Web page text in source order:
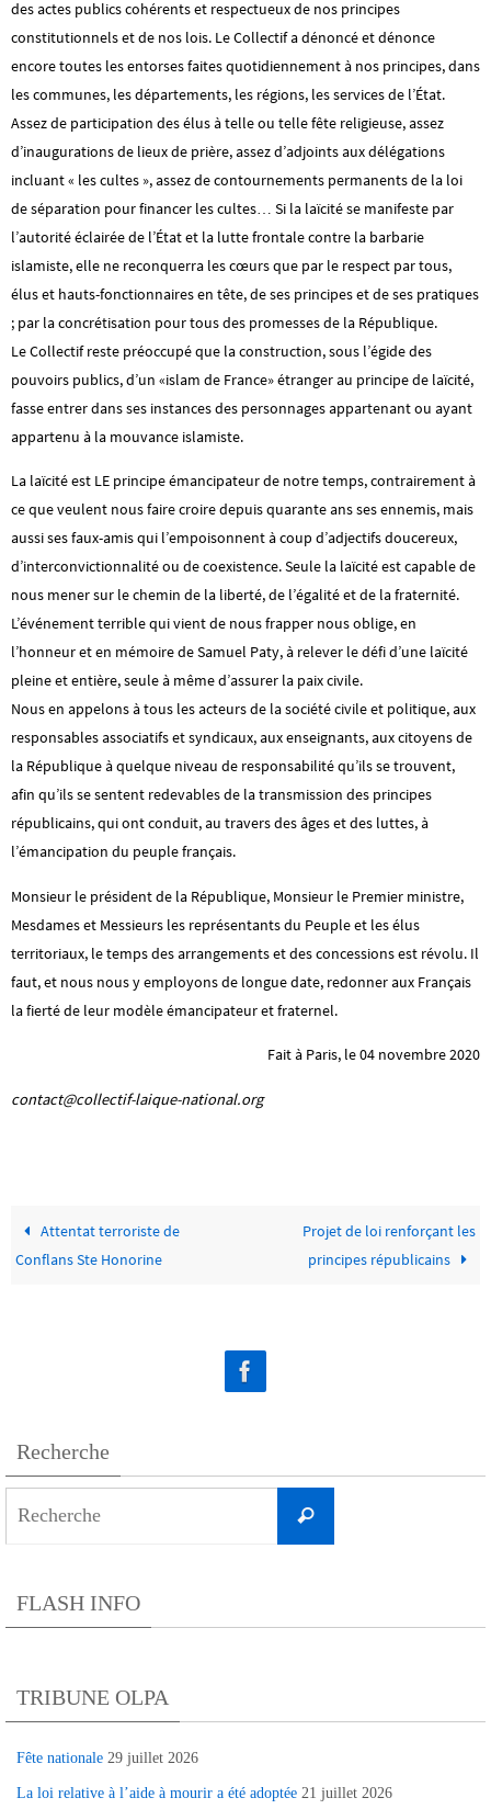
des actes publics cohérents et respectueux de nos principes
constitutionnels et de nos lois. Le Collectif a dénoncé et dénonce
encore toutes les entorses faites quotidiennement à nos principes, dans
les communes, les départements, les régions, les services de l’État.
Assez de participation des élus à telle ou telle fête religieuse, assez
d’inaugurations de lieux de prière, assez d’adjoints aux délégations
incluant « les cultes », assez de contournements permanents de la loi
de séparation pour financer les cultes… Si la laïcité se manifeste par
l’autorité éclairée de l’État et la lutte frontale contre la barbarie
islamiste, elle ne reconquerra les cœurs que par le respect par tous,
élus et hauts-fonctionnaires en tête, de ses principes et de ses pratiques
; par la concrétisation pour tous des promesses de la République.
Le Collectif reste préoccupé que la construction, sous l’égide des
pouvoirs publics, d’un «islam de France» étranger au principe de laïcité,
fasse entrer dans ses instances des personnages appartenant ou ayant
appartenu à la mouvance islamiste.
La laïcité est LE principe émancipateur de notre temps, contrairement à
ce que veulent nous faire croire depuis quarante ans ses ennemis, mais
aussi ses faux-amis qui l’empoisonnent à coup d’adjectifs doucereux,
d’interconvictionnalité ou de coexistence. Seule la laïcité est capable de
nous mener sur le chemin de la liberté, de l’égalité et de la fraternité.
L’événement terrible qui vient de nous frapper nous oblige, en
l’honneur et en mémoire de Samuel Paty, à relever le défi d’une laïcité
pleine et entière, seule à même d’assurer la paix civile.
Nous en appelons à tous les acteurs de la société civile et politique, aux
responsables associatifs et syndicaux, aux enseignants, aux citoyens de
la République à quelque niveau de responsabilité qu’ils se trouvent,
afin qu’ils se sentent redevables de la transmission des principes
républicains, qui ont conduit, au travers des âges et des luttes, à
l’émancipation du peuple français.
Monsieur le président de la République, Monsieur le Premier ministre,
Mesdames et Messieurs les représentants du Peuple et les élus
territoriaux, le temps des arrangements et des concessions est révolu. Il
faut, et nous nous y employons de longue date, redonner aux Français
la fierté de leur modèle émancipateur et fraternel.
Fait à Paris, le 04 novembre 2020
contact@collectif-laique-national.org
Attentat terroriste de
Conflans Ste Honorine
Projet de loi renforçant les
principes républicains
Recherche
Recherche
FLASH INFO
TRIBUNE OLPA
Fête nationale 29 juillet 2026
La loi relative à l’aide à mourir a été adoptée 21 juillet 2026